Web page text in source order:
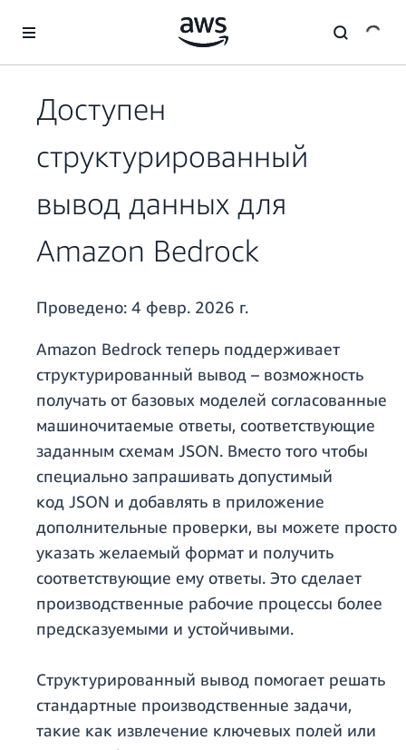
Перейти к главному контенту
Доступен
структурированный
вывод данных для
Amazon Bedrock
Проведено: 4 февр. 2026 г.
Amazon Bedrock теперь поддерживает
структурированный вывод – возможность
получать от базовых моделей согласованные
машиночитаемые ответы, соответствующие
заданным схемам JSON. Вместо того чтобы
специально запрашивать допустимый
код JSON и добавлять в приложение
дополнительные проверки, вы можете просто
указать желаемый формат и получить
соответствующие ему ответы. Это сделает
производственные рабочие процессы более
предсказуемыми и устойчивыми.
Структурированный вывод помогает решать
стандартные производственные задачи,
такие как извлечение ключевых полей или